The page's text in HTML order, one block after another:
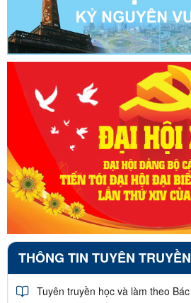
THÔNG TIN TUYÊN TRUYỀN
Tuyên truyền học và làm theo Bác